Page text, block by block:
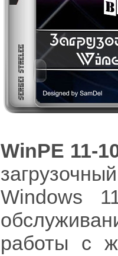
WinPE 11-
Windows
работы с